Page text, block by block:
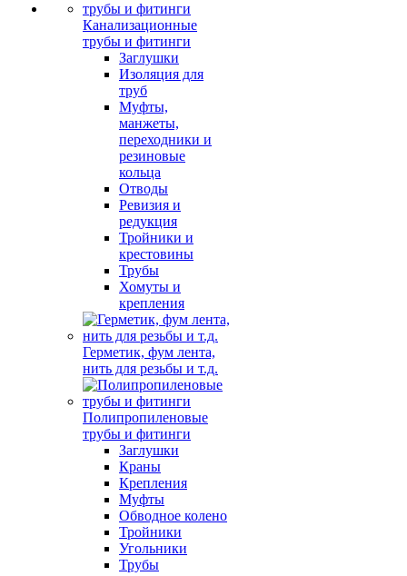
Канализационные
трубы и фитинги
Заглушки
Изоляция для
труб
Муфты,
манжеты,
переходники и
резиновые
кольца
Отводы
Ревизия и
редукция
Тройники и
крестовины
Трубы
Хомуты и
крепления
Герметик, фум лента,
нить для резьбы и т.д.
Полипропиленовые
трубы и фитинги
Заглушки
Краны
Крепления
Муфты
Обводное колено
Тройники
Угольники
Трубы